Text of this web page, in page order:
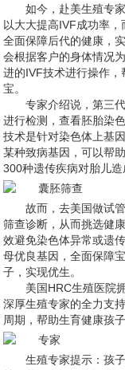
如今，赴美生殖专
以大大提高IVF成功率，
全面保障后代的健康，
会根据客户的身体情况
进的IVF技术进行操作
宝。
专家介绍说，第三
进行检测，查看胚胎染
技术是针对染色体上基
某种致病基因，可以帮
300种遗传疾病对胎儿造
故而，去美国做试
筛查诊断，从而挑选健
效避免染色体异常或遗
母优良基因，全面保障
子，实现优生。
美国HRC生殖医院
深厚生殖专家的全力支
周期，帮助生育健康孩
生殖专家提示：孩